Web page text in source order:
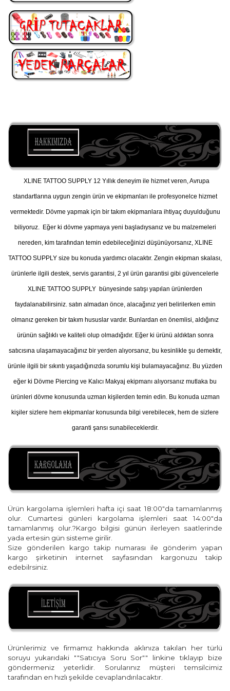
XLINE TATTOO SUPPLY 12 Yıllık deneyim ile hizmet veren, Avrupa
standartlarına uygun zengin ürün ve ekipmanları ile profesyonelce hizmet
vermektedir. Dövme yapmak için bir takım ekipmanlara ihtiyaç duyulduğunu
biliyoruz. Eğer ki dövme yapmaya yeni başladıysanız ve bu malzemeleri
nereden, kim tarafından temin edebileceğinizi düşünüyorsanız, XLINE
TATTOO SUPPLY size bu konuda yardımcı olacaktır. Zengin ekipman skalası,
ürünlerle ilgili destek, servis garantisi, 2 yıl ürün garantisi gibi güvencelerle
XLINE TATTOO SUPPLY bünyesinde satışı yapılan ürünlerden
faydalanabilirsiniz. satın almadan önce, alacağınız yeri belirilerken emin
olmanız gereken bir takım hususlar vardır. Bunlardan en önemlisi, aldığınız
ürünün sağlıklı ve kaliteli olup olmadığıdır. Eğer ki ürünü aldıktan sonra
satıcısına ulaşamayacağınız bir yerden alıyorsanız, bu kesinlikle şu demektir,
ürünle ilgili bir sıkıntı yaşadığınızda sorumlu kişi bulamayacağınız. Bu yüzden
eğer ki Dövme Piercing ve Kalıcı Makyaj ekipmanı alıyorsanız mutlaka bu
ürünleri dövme konusunda uzman kişilerden temin edin. Bu konuda uzman
kişiler sizlere hem ekipmanlar konusunda bilgi verebilecek, hem de sizlere
garanti şansı sunabileceklerdir.
Ürün kargolama işlemleri hafta içi saat 18:00"da tamamlanmış
olur. Cumartesi günleri kargolama işlemleri saat 14:00"da
tamamlanmış olur.?Kargo bilgisi günün ilerleyen saatlerinde
yada ertesin gün sisteme girilir.
Size gönderilen kargo takip numarası ile gönderim yapan
kargo şirketinin internet sayfasından kargonuzu takip
edebilrsiniz.
Ürünlerimiz ve firmamız hakkında aklınıza takılan her türlü
soruyu yukarıdaki ""Satıcıya Soru Sor"" linkine tıklayıp bize
göndermeniz yeterlidir. Sorularınız müşteri temsilcimiz
tarafından en hızlı şekilde cevaplandırılacaktır.